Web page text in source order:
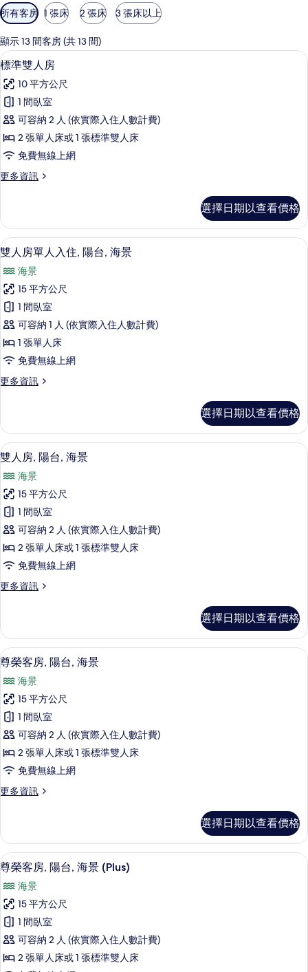
可
用
的
客
房
篩
選
條
所有客房 1 張床 2 張床 3 張床以上
顯示 13 間客房 (共 13 間)
顯
示
標
準
雙
人
房
的
有
相
片
高級寢具、迷你吧、客房內保險箱、書
6
標準雙人房
10 平方公尺
1 間臥室
可容納 2 人 (依實際入住人數計費)
2 張單人床或 1 張標準雙人床
免費無線上網
更多資訊
更
雙
人
房
詳
情
選擇日期以查看價格
顯
示
雙
人
房
單
人
入
住,
台,
海
景
的
所
有
相
片
高級寢具、迷你吧、客房內保險箱、書
7
雙人房單人入住, 陽台, 海景
海景
15 平方公尺
1 間臥室
可容納 1 人 (依實際入住人數計費)
1 張單人床
免費無線上網
更多資訊
更
房
單
人
住,
陽
台,
海
景
的
詳
情
選擇日期以查看價格
顯
示
雙
人
房,
陽
台,
海
景
所
有
相
片
高級寢具、迷你吧、客房內保險箱、書
7
雙人房, 陽台, 海景
海景
15 平方公尺
1 間臥室
可容納 2 人 (依實際入住人數計費)
2 張單人床或 1 張標準雙人床
免費無線上網
更多資訊
更
房,
陽
台,
海
景
的
詳
情
選擇日期以查看價格
顯
示
尊
榮
客
房,
陽
台,
海
的
所
有
相
片
高級寢具、迷你吧、客房內保險箱、書
9
尊榮客房, 陽台, 海景
海景
15 平方公尺
1 間臥室
可容納 2 人 (依實際入住人數計費)
2 張單人床或 1 張標準雙人床
免費無線上網
更多資訊
更
客
房,
陽
台,
海
景
的
詳
情
選擇日期以查看價格
顯
示
尊
榮
客
房,
陽
高級寢具、迷你吧、客房內保險箱、書
10
尊榮客房, 陽台, 海景 (Plus)
海景
15 平方公尺
1 間臥室
可容納 2 人 (依實際入住人數計費)
2 張單人床或 1 張標準雙人床